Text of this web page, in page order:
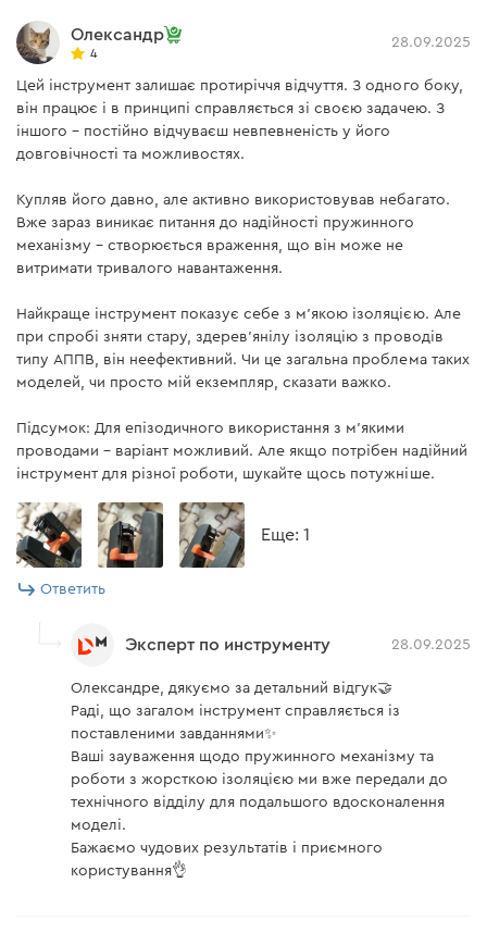
Олександр
4
28.09.2025
Цей інструмент залишає протиріччя відчуття. З одного боку,
він працює і в принципі справляється зі своєю задачею. З
іншого – постійно відчуваєш невпевненість у його
довговічності та можливостях.
Купляв його давно, але активно використовував небагато.
Вже зараз виникає питання до надійності пружинного
механізму – створюється враження, що він може не
витримати тривалого навантаження.
Найкраще інструмент показує себе з м'якою ізоляцією. Але
при спробі зняти стару, здерев'янілу ізоляцію з проводів
типу АППВ, він неефективний. Чи це загальна проблема таких
моделей, чи просто мій екземпляр, сказати важко.
Підсумок: Для епізодичного використання з м'якими
проводами – варіант можливий. Але якщо потрібен надійний
інструмент для різної роботи, шукайте щось потужніше.
Eще: 1
Ответить
Эксперт по инструменту 28.09.2025
Олександре, дякуємо за детальний відгук🤝
Раді, що загалом інструмент справляється із
поставленими завданнями✨
Ваші зауваження щодо пружинного механізму та
роботи з жорсткою ізоляцією ми вже передали до
технічного відділу для подальшого вдосконалення
моделі.
Бажаємо чудових результатів і приємного
користування👌